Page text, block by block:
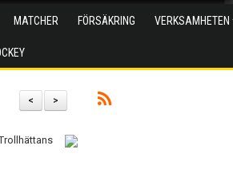
MATCHER FÖRSÄKRING VERKSAMHETEN
>
<